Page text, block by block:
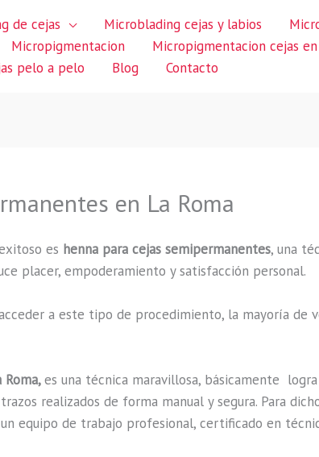
de cejas Microblading cejas y labios
Micropigmentacion Micropigmentacion cejas
pelo a pelo Blog Contacto
en La Roma
es henna para cejas semipermanentes, una
placer, empoderamiento y satisfacción personal.
a este tipo de procedimiento, la mayoría de
es una técnica maravillosa, básicamente
realizados de forma manual y segura. Para
equipo de trabajo profesional, certificado en